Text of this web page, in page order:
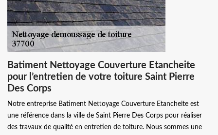
Batiment Nettoyage Couverture Etancheite
pour l’entretien de votre toiture Saint Pierre
Des Corps
Notre entreprise Batiment Nettoyage Couverture Etancheite est
une référence dans la ville de Saint Pierre Des Corps pour réaliser
des travaux de qualité en entretien de toiture. Nous sommes une